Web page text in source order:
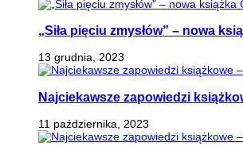
„Siła pięciu zmysłów” – nowa
13 grudnia, 2023
Najciekawsze zapowiedzi
11 października, 2023